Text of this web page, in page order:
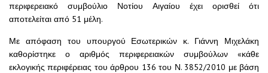
περιφερειακό συμβούλιο Νοτίου Αιγαίου έχει ορισθεί ότι
αποτελείται από 51 μέλη.
Με απόφαση του υπουργού Εσωτερικών κ. Γιάννη Μιχελάκη
καθορίστηκε ο αριθμός περιφερειακών συμβούλων «κάθε
εκλογικής περιφέρειας του άρθρου 136 του Ν. 3852/2010 με βάση